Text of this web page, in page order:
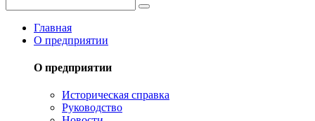
Главная
О предприятии
О предприятии
Историческая справка
Руководство